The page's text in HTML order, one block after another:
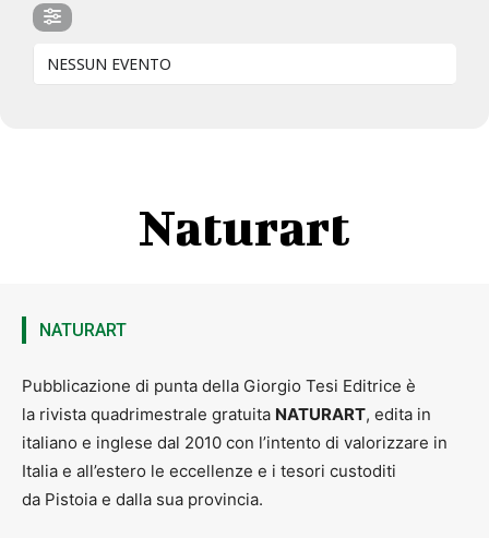
NESSUN EVENTO
Naturart
NATURART
Pubblicazione di punta della Giorgio Tesi Editrice è
la rivista quadrimestrale gratuita NATURART, edita in
italiano e inglese dal 2010 con l’intento di valorizzare in
Italia e all’estero le eccellenze e i tesori custoditi
da Pistoia e dalla sua provincia.